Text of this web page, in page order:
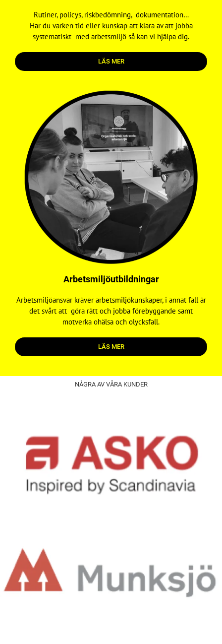
Rutiner, policys, riskbedömning, dokumentation…
Har du varken tid eller kunskap att klara av att jobba
systematiskt med arbetsmiljö så kan vi hjälpa dig.
LÄS MER
Arbetsmiljöutbildningar
Arbetsmiljöansvar kräver arbetsmiljökunskaper, i annat fall är
det svårt att göra rätt och jobba förebyggande samt
motverka ohälsa och olycksfall.
LÄS MER
NÅGRA AV VÅRA KUNDER